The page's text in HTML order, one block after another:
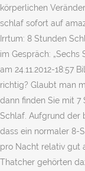
körperlichen
schlaf sofort auf
Irrtum: 8 Stunden
im Gespräch: „Sechs
am 24.11.2012-18:57
richtig? Glaubt man
dann finden Sie mit 7
Schlaf. Aufgrund der
dass ein normaler 8-
pro Nacht relativ gut
Thatcher gehörten